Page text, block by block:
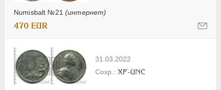
Numisbalt №21 (интернет)
470 EUR
31.03.2022
XF-UNC